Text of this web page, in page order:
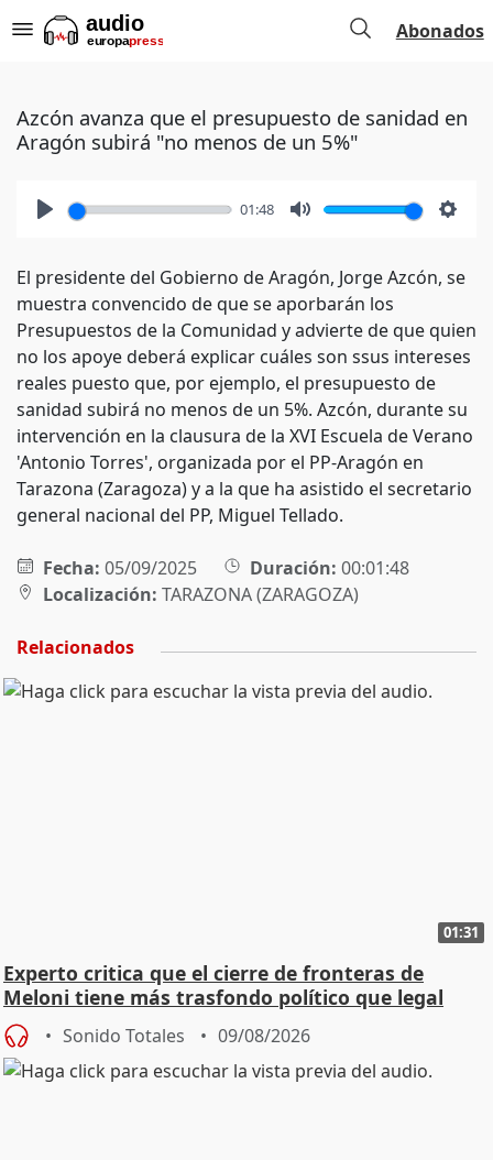
Abonados
Azcón avanza que el presupuesto de sanidad en
Aragón subirá "no menos de un 5%"
01:48
El presidente del Gobierno de Aragón, Jorge Azcón, se
muestra convencido de que se aporbarán los
Presupuestos de la Comunidad y advierte de que quien
no los apoye deberá explicar cuáles son ssus intereses
reales puesto que, por ejemplo, el presupuesto de
sanidad subirá no menos de un 5%. Azcón, durante su
intervención en la clausura de la XVI Escuela de Verano
'Antonio Torres', organizada por el PP-Aragón en
Tarazona (Zaragoza) y a la que ha asistido el secretario
general nacional del PP, Miguel Tellado.
Fecha: 05/09/2025 Duración: 00:01:48
Localización: TARAZONA (ZARAGOZA)
Relacionados
01:31
Experto critica que el cierre de fronteras de
Meloni tiene más trasfondo político que legal
Sonido Totales 09/08/2026